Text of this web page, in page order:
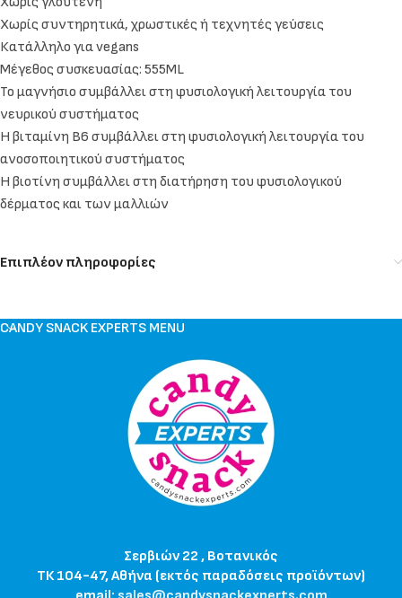
Χωρίς συντηρητικά, χρωστικές ή τεχνητές γεύσεις
Κατάλληλο για vegans
Μέγεθος συσκευασίας: 555ML
Το μαγνήσιο συμβάλλει στη φυσιολογική λειτουργία του
νευρικού συστήματος
Η βιταμίνη Β6 συμβάλλει στη φυσιολογική λειτουργία του
ανοσοποιητικού συστήματος
Η βιοτίνη συμβάλλει στη διατήρηση του φυσιολογικού
δέρματος και των μαλλιών
Επιπλέον πληροφορίες
CANDY SNACK EXPERTS MENU
Σερβιών 22 , Βοτανικός
ΤΚ 104-47, Αθήνα (εκτός παραδόσεις προϊόντων)